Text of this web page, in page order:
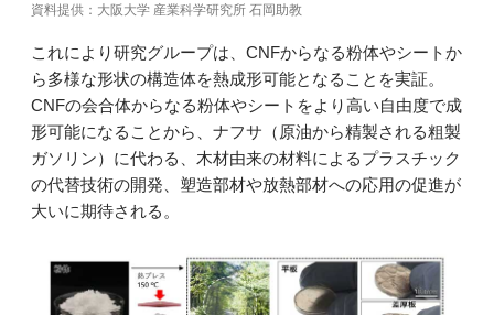
資料提供：大阪大学 産業科学研究所 石岡助教
これにより研究グループは、CNFからなる粉体やシートか
ら多様な形状の構造体を熱成形可能となることを実証。
CNFの会合体からなる粉体やシートをより高い自由度で成
形可能になることから、ナフサ（原油から精製される粗製
ガソリン）に代わる、木材由来の材料によるプラスチック
の代替技術の開発、塑造部材や放熱部材への応用の促進が
大いに期待される。